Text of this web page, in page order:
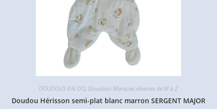
DOUDOUS KALOO, Doudous Marques diverses de M à Z
Doudou Hérisson semi-plat blanc marron SERGENT MAJOR